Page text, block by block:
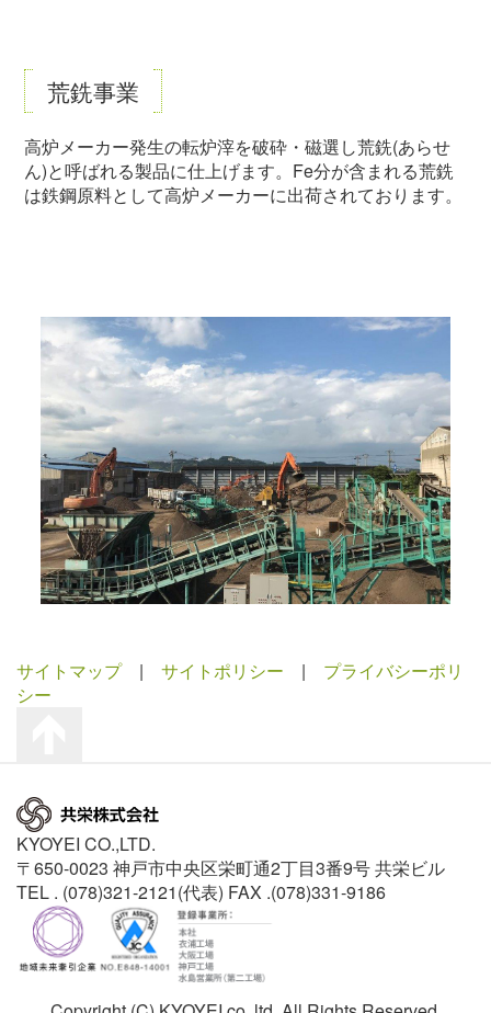
荒銑事業
高炉メーカー発生の転炉滓を破砕・磁選し荒銑(あらせ
ん)と呼ばれる製品に仕上げます。Fe分が含まれる荒銑
は鉄鋼原料として高炉メーカーに出荷されております。
サイトマップ| サイトポリシー | プライバシーポリ
シー
KYOYEI CO.,LTD.
〒650-0023 神戸市中央区栄町通2丁目3番9号 共栄ビル
TEL . (078)321-2121(代表) FAX .(078)331-9186